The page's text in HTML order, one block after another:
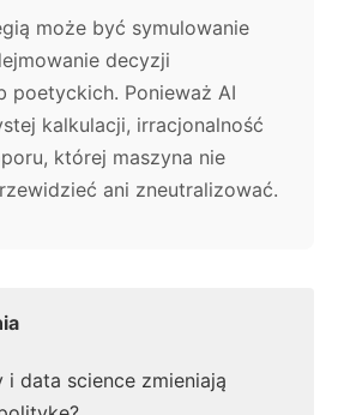
może być symulowanie
decyzji
poetyckich. Ponieważ AI
kalkulacji, irracjonalność
której maszyna nie
ani zneutralizować.
data science zmieniają